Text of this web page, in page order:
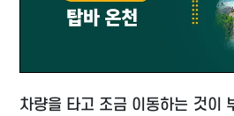
차량을 타고 조금 이동하는 것이